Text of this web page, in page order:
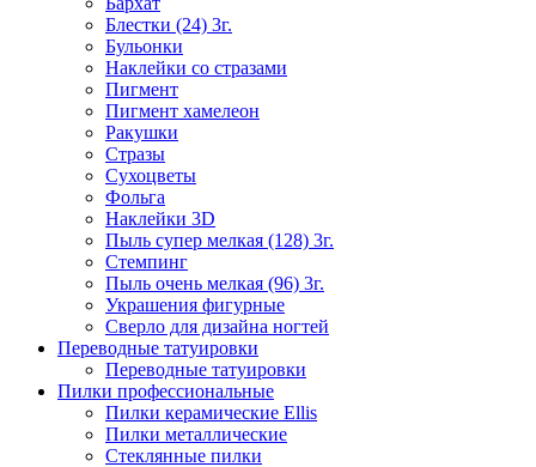
Блестки (24) 3г.
Бульонки
Наклейки со стразами
Пигмент
Пигмент хамелеон
Ракушки
Стразы
Сухоцветы
Фольга
Наклейки 3D
Пыль супер мелкая (128) 3г.
Стемпинг
Пыль очень мелкая (96) 3г.
Украшения фигурные
Сверло для дизайна ногтей
Переводные татуировки
Переводные татуировки
Пилки профессиональные
Пилки керамические Ellis
Пилки металлические
Стеклянные пилки